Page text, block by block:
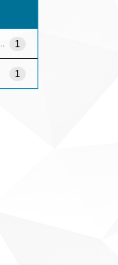
1
1